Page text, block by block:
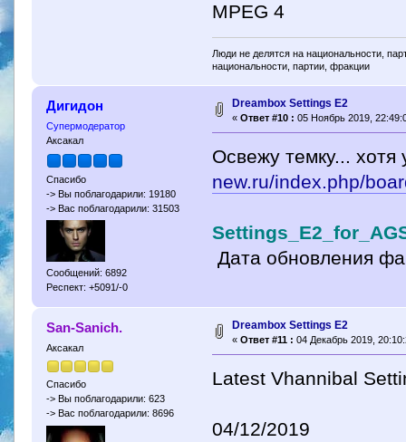
MPEG 4
Люди не делятся на национальности,
национальности, партии, фракции
Дигидон
Супермодератор
Аксакал
Спасибо
-> Вы поблагодарили: 19180
-> Вас поблагодарили: 31503
Сообщений: 6892
Респект: +5091/-0
Dreambox Settings E2
« Ответ #10 : 05 Ноябрь 2019,
Освежу темку...
new.ru/index.php/
Дата обновления
San-Sanich.
Аксакал
Спасибо
-> Вы поблагодарили: 623
-> Вас поблагодарили: 8696
Dreambox Settings E2
« Ответ #11 : 04 Декабрь 2019,
Latest Vhannibal
04/12/2019